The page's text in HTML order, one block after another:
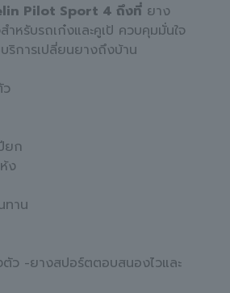
Pilot Sport 4 ถึงที่ ยาง
ำหรับรถเก๋งและคูเป้ ควบคุมมั่นใจ
ริการเปลี่ยนยางถึงบ้าน
ยก
ง
ทาน
ว -ยางสปอร์ตตอบสนองไวและ